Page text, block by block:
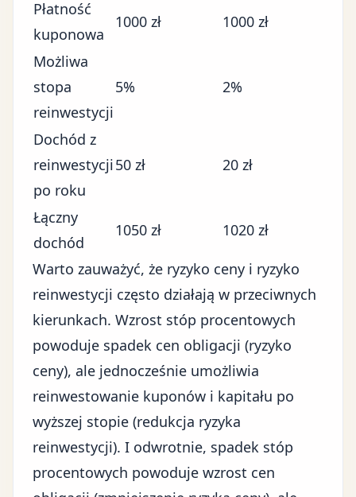
Płatność
kuponowa
1000 zł 1000 zł
Możliwa
stopa
reinwestycji
5% 2%
Dochód z
reinwestycji
po roku
50 zł 20 zł
Łączny
dochód
1050 zł 1020 zł
Warto zauważyć, że ryzyko ceny i ryzyko
reinwestycji często działają w przeciwnych
kierunkach. Wzrost stóp procentowych
powoduje spadek cen obligacji (ryzyko
ceny), ale jednocześnie umożliwia
reinwestowanie kuponów i kapitału po
wyższej stopie (redukcja ryzyka
reinwestycji). I odwrotnie, spadek stóp
procentowych powoduje wzrost cen